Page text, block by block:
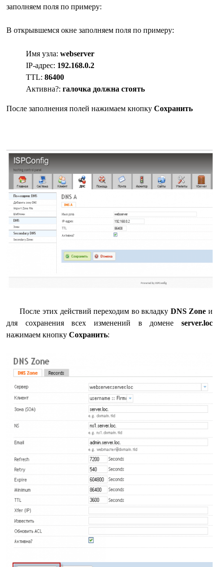
заполняем поля по примеру:
В открывшемся окне заполняем поля по примеру:
Имя узла:webserver
IP-адрес: 192.168.0.2
TTL:86400
Активна?:галочка должна стоять
После заполнения полей нажимаем кнопкуСохранить
После этих действий переходим во вкладку DNS Zone и
для сохранения всех изменений в домене server.loc
нажимаем кнопкуСохранить: